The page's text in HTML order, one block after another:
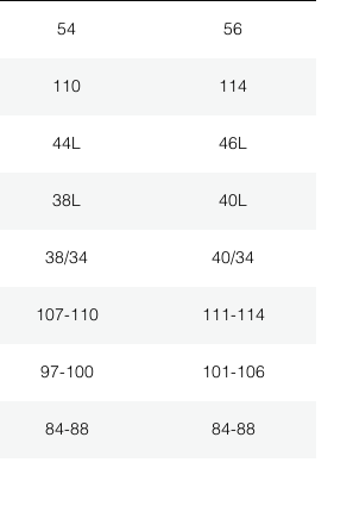
54 56
110 114
44L 46L
38L 40L
38/34 40/34
107-110 111-114
97-100 101-106
84-88 84-88